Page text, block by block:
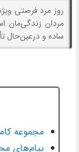
روز مرد فرصتی
مردان زندگی‌مان
ساده و درعین‌حال
مجموعه
پیام‌های